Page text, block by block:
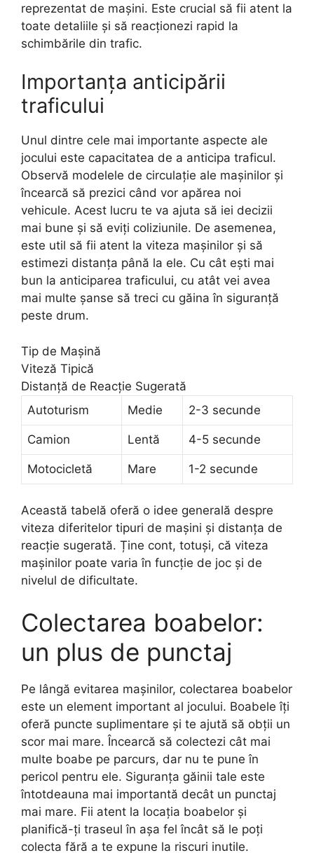
reprezentat de mașini. Este crucial să fii atent la
toate detaliile și să reacționezi rapid la
schimbările din trafic.
Importanța anticipării
traficului
Unul dintre cele mai importante aspecte ale
jocului este capacitatea de a anticipa traficul.
Observă modelele de circulație ale mașinilor și
încearcă să prezici când vor apărea noi
vehicule. Acest lucru te va ajuta să iei decizii
mai bune și să eviți coliziunile. De asemenea,
este util să fii atent la viteza mașinilor și să
estimezi distanța până la ele. Cu cât ești mai
bun la anticiparea traficului, cu atât vei avea
mai multe șanse să treci cu găina în siguranță
peste drum.
Tip de Mașină
Viteză Tipică
Distanță de Reacție Sugerată
Autoturism
Medie 2-3 secunde
Camion Lentă 4-5 secunde
Motocicletă Mare 1-2 secunde
Această tabelă oferă o idee generală despre
viteza diferitelor tipuri de mașini și distanța de
reacție sugerată. Ține cont, totuși, că viteza
mașinilor poate varia în funcție de joc și de
nivelul de dificultate.
Colectarea boabelor:
un plus de punctaj
Pe lângă evitarea mașinilor, colectarea boabelor
este un element important al jocului. Boabele îți
oferă puncte suplimentare și te ajută să obții un
scor mai mare. Încearcă să colectezi cât mai
multe boabe pe parcurs, dar nu te pune în
pericol pentru ele. Siguranța găinii tale este
întotdeauna mai importantă decât un punctaj
mai mare. Fii atent la locația boabelor și
planifică-ți traseul în așa fel încât să le poți
colecta fără a te expune la riscuri inutile.